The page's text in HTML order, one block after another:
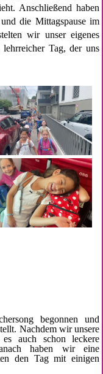
Anschließend haben
die Mittagspause im
wir unser eigenes
Tag, der uns
begonnen und
Nachdem wir unsere
es auch schon leckere
haben wir eine
den Tag mit einigen